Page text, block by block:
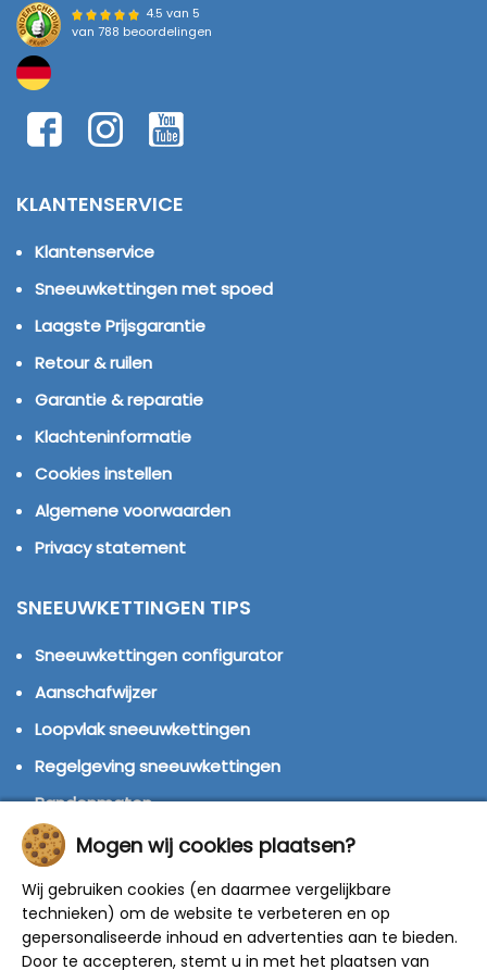
4.5 van 5
van 788 beoordelingen
KLANTENSERVICE
Klantenservice
Sneeuwkettingen met spoed
Laagste Prijsgarantie
Retour & ruilen
Garantie & reparatie
Klachteninformatie
Cookies instellen
Algemene voorwaarden
Privacy statement
SNEEUWKETTINGEN TIPS
Sneeuwkettingen configurator
Aanschafwijzer
Loopvlak sneeuwkettingen
Regelgeving sneeuwkettingen
Bandenmaten
Montage handleidingen
Winterbanden
Mogen wij cookies plaatsen?
Wij gebruiken cookies (en daarmee vergelijkbare
technieken) om de website te verbeteren en op
gepersonaliseerde inhoud en advertenties aan te bieden.
Door te accepteren, stemt u in met het plaatsen van